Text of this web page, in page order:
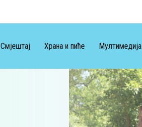
Смјештај Храна и пиће Мултимедија